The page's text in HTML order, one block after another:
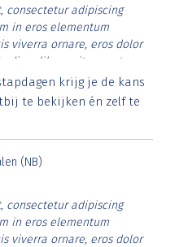
consectetur adipiscing
in eros elementum
viverra ornare, eros dolor
diam libero vitae erat.
cursus id rutrum lorem
risus tristique posuere.
krijg je de kans
te bekijken én zelf te
(NB)
consectetur adipiscing
in eros elementum
viverra ornare, eros dolor